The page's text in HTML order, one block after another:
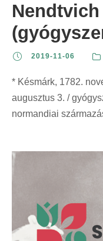
Nendtvich
2019-11-06
* Késmárk, 1782.
augusztus 3. /
normandiai